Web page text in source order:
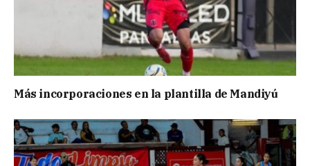
Más incorporaciones en la plantilla de Mandiyú